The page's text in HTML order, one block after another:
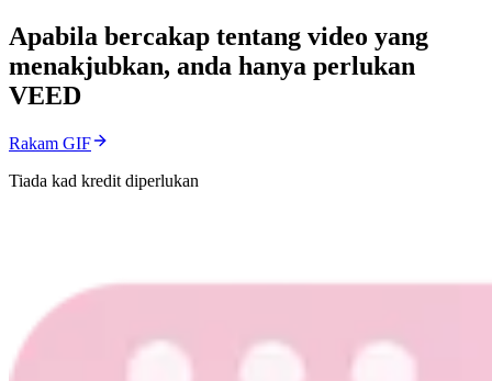
Apabila bercakap tentang video yang
menakjubkan, anda hanya perlukan
VEED
Rakam GIF
Tiada kad kredit diperlukan